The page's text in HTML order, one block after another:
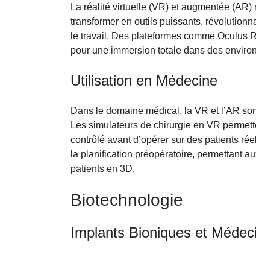
La réalité virtuelle (VR) et augmentée
transformer en outils puissants,
le travail. Des plateformes comme Oculus
pour une immersion totale dans des
Utilisation en Médecine
Dans le domaine médical, la VR et l’AR
Les simulateurs de chirurgie en VR
contrôlé avant d’opérer sur des patients
la planification préopératoire, permettant
patients en 3D.
Biotechnologie
Implants Bioniques et